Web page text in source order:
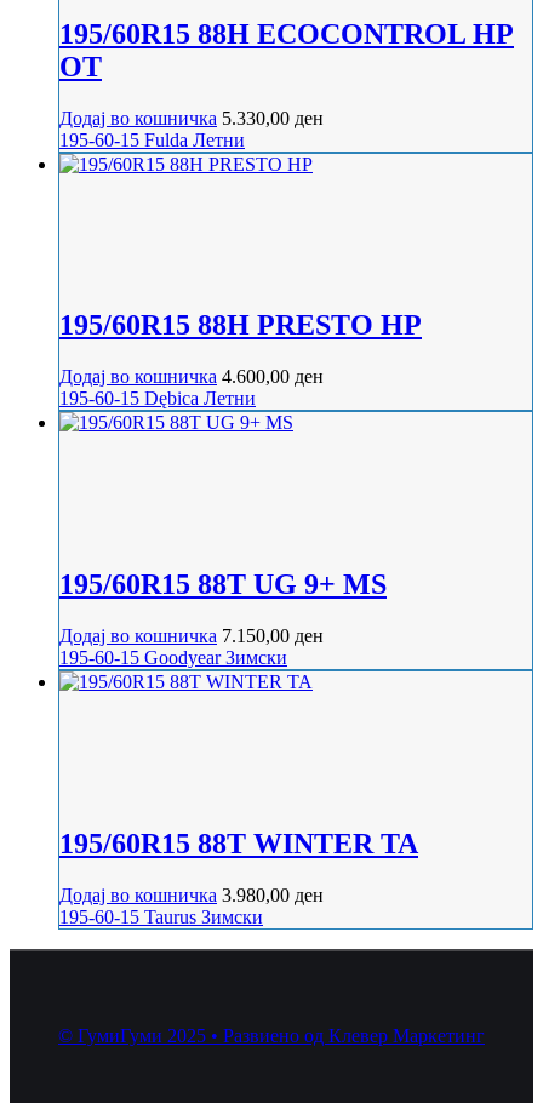
195/60R15 88H ECOCONTROL HP
OT
Додај во кошничка 5.330,00 ден
195-60-15 Fulda Летни
195/60R15 88H PRESTO HP
Додај во кошничка 4.600,00 ден
195-60-15 Dębica Летни
195/60R15 88T UG 9+ MS
Додај во кошничка 7.150,00 ден
195-60-15 GoodyearЗимски
195/60R15 88T WINTER TA
Додај во кошничка 3.980,00 ден
195-60-15 Taurus Зимски
© ГумиГуми 2025 • Развиено од Клевер Маркетинг